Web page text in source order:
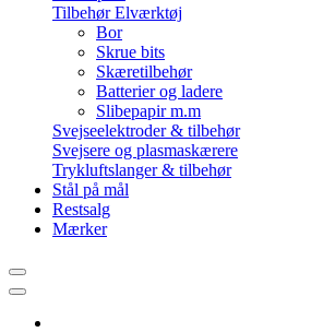
Tilbehør Elværktøj
Bor
Skrue bits
Skæretilbehør
Batterier og ladere
Slibepapir m.m
Svejseelektroder & tilbehør
Svejsere og plasmaskærere
Trykluftslanger & tilbehør
Stål på mål
Restsalg
Mærker